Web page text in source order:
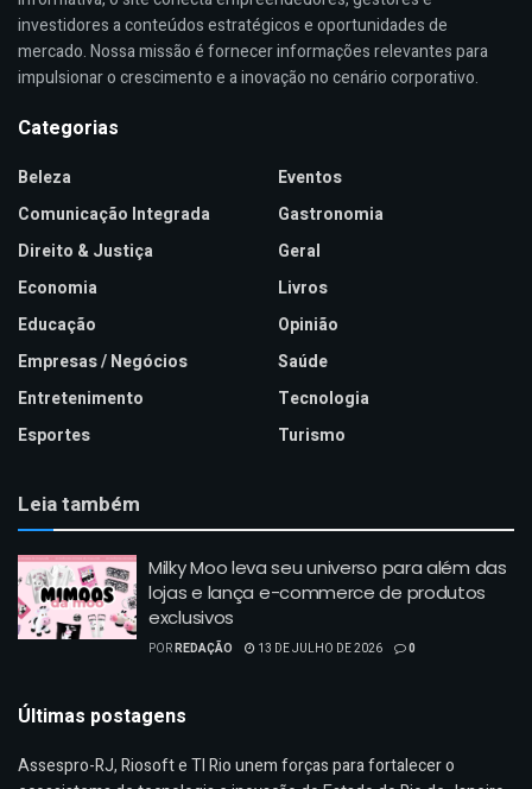
investidores a conteúdos estratégicos e oportunidades de
mercado. Nossa missão é fornecer informações relevantes para
impulsionar o crescimento e a inovação no cenário corporativo.
Categorias
Beleza
Comunicação Integrada
Direito & Justiça
Economia
Educação
Empresas / Negócios
Entretenimento
Esportes
Eventos
Gastronomia
Geral
Livros
Opinião
Saúde
Tecnologia
Turismo
Leia também
Milky Moo leva seu universo para além das
lojas e lança e-commerce de produtos
exclusivos
PORREDAÇÃO 13 DE JULHO DE 2026 0
Últimas postagens
Assespro-RJ, Riosoft e TI Rio unem forças para fortalecer o